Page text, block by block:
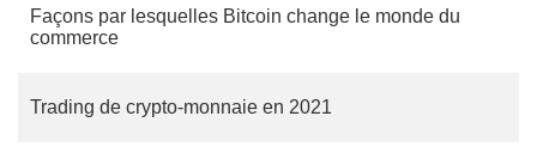
Façons par lesquelles Bitcoin change le monde du
commerce
Trading de crypto-monnaie en 2021